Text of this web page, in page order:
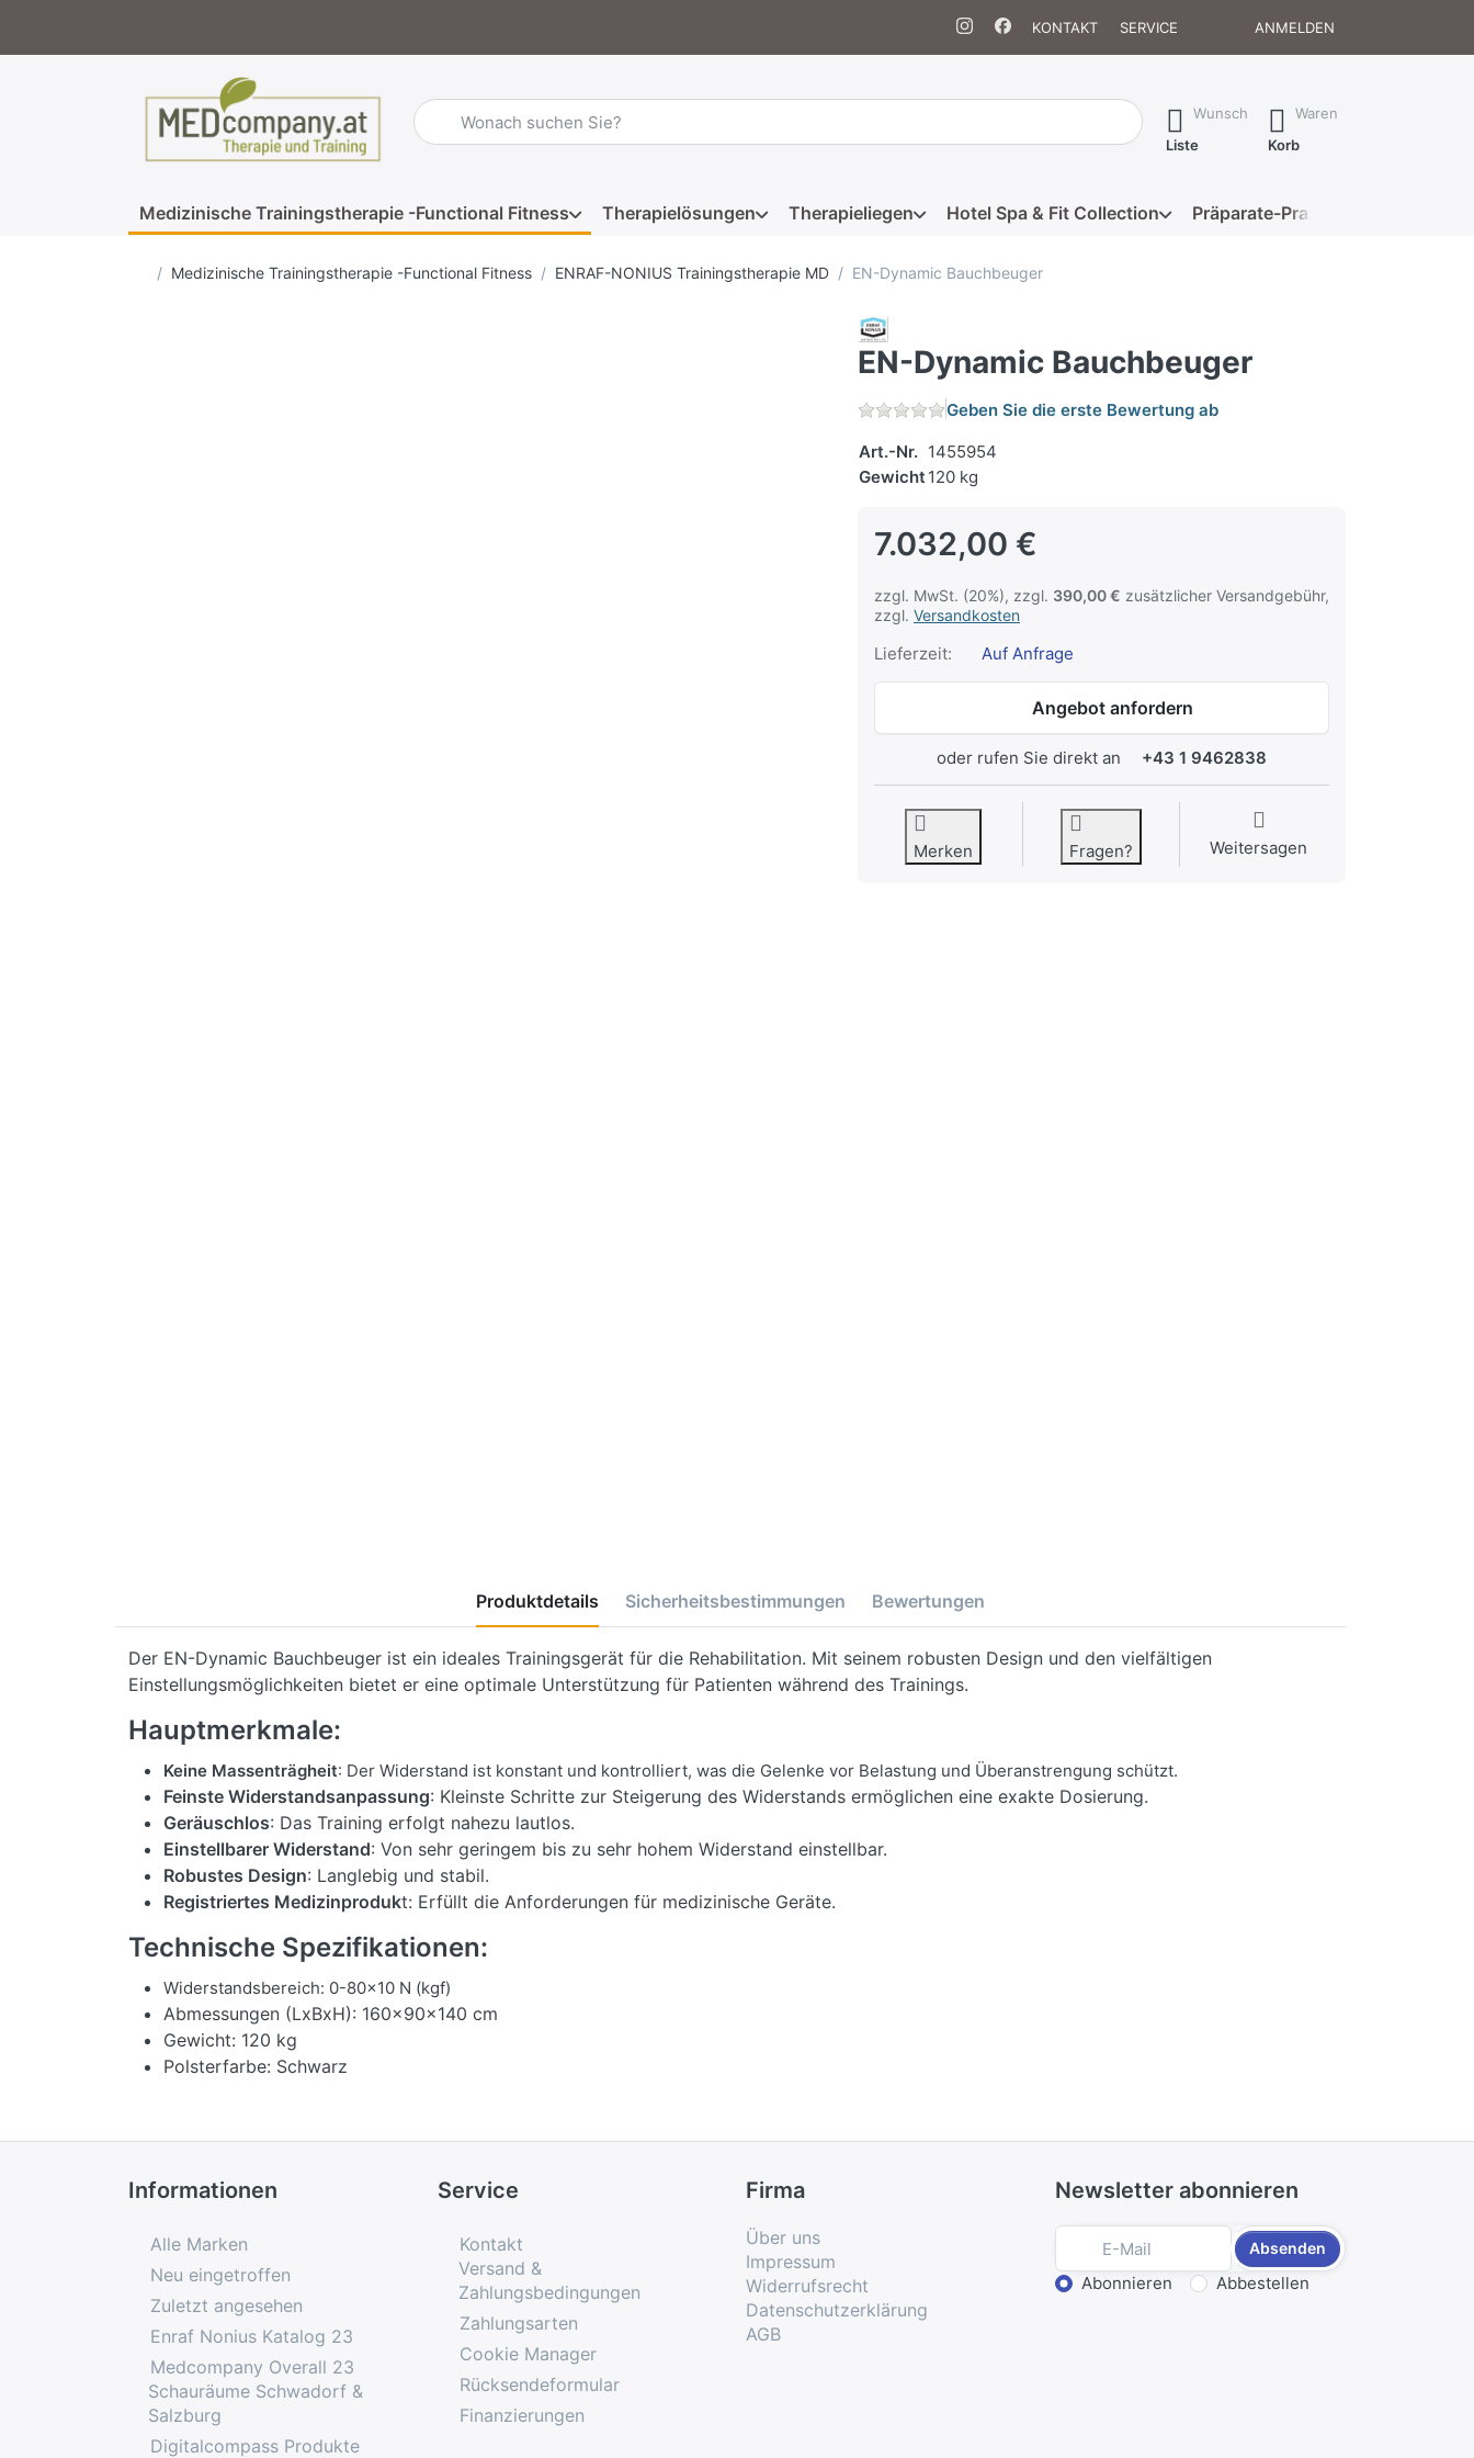
KONTAKT SERVICE ANMELDEN
Geben Sie einen Suchbegriff ein. Während Sie tippen, erscheinen automatisch erste Ergebnisse. Drücken Sie die Eingabetaste, um alle
Wunsch
Liste
Waren
Korb
Medizinische Trainingstherapie -Functional Fitness Therapielösungen Therapieliegen Hotel Spa & Fit Collection Präparate-Praxis
Startseite
Medizinische Trainingstherapie -Functional Fitness ENRAF-NONIUS Trainingstherapie MD EN-Dynamic Bauchbeuger
EN-Dynamic Bauchbeuger
Geben Sie die erste Bewertung ab
Art.-Nr. 1455954
Gewicht 120 kg
7.032,00 €
zzgl. MwSt. (20%), zzgl. 390,00 € zusätzlicher Versandgebühr,
zzgl. Versandkosten
Lieferzeit: Auf Anfrage
Angebot anfordern
oder rufen Sie direkt an +43 1 9462838
Merken Fragen? Weitersagen
Produktdetails Sicherheitsbestimmungen Bewertungen
Der EN-Dynamic Bauchbeuger ist ein ideales Trainingsgerät für die Rehabilitation. Mit seinem robusten Design und den vielfältigen
Einstellungsmöglichkeiten bietet er eine optimale Unterstützung für Patienten während des Trainings.
Hauptmerkmale:
Keine Massenträgheit: Der Widerstand ist konstant und kontrolliert, was die Gelenke vor Belastung und Überanstrengung schützt.
Feinste Widerstandsanpassung: Kleinste Schritte zur Steigerung des Widerstands ermöglichen eine exakte Dosierung.
Geräuschlos: Das Training erfolgt nahezu lautlos.
Einstellbarer Widerstand: Von sehr geringem bis zu sehr hohem Widerstand einstellbar.
Robustes Design: Langlebig und stabil.
Registriertes Medizinprodukt: Erfüllt die Anforderungen für medizinische Geräte.
Technische Spezifikationen:
Widerstandsbereich: 0-80x10 N (kgf)
Abmessungen (LxBxH): 160x90x140 cm
Gewicht: 120 kg
Polsterfarbe: Schwarz
Informationen
Alle Marken
Neu eingetroffen
Zuletzt angesehen
Enraf Nonius Katalog 23
Medcompany Overall 23
Schauräume Schwadorf &
Salzburg
Digitalcompass Produkte
Service
Kontakt
Versand &
Zahlungsbedingungen
Zahlungsarten
Cookie Manager
Rücksendeformular
Finanzierungen
Firma
Über uns
Impressum
Widerrufsrecht
Datenschutzerklärung
AGB
Newsletter abonnieren
Absenden
Aktion wählen
Abonnieren Abbestellen